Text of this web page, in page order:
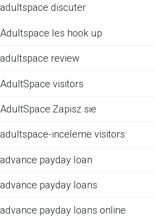
adultspace discuter
Adultspace les hook up
adultspace review
AdultSpace visitors
AdultSpace Zapisz sie
adultspace-inceleme visitors
advance payday loan
advance payday loans
advance payday loans online